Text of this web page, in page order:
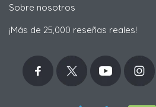
Sobre nosotros
¡Más de 25,000 reseñas reales!